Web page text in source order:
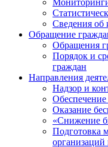
Сведения об
Обращение
Обращения
Порядок и
граждан
Направления
Надзор и
Оказание
«Снижение
Подготовка